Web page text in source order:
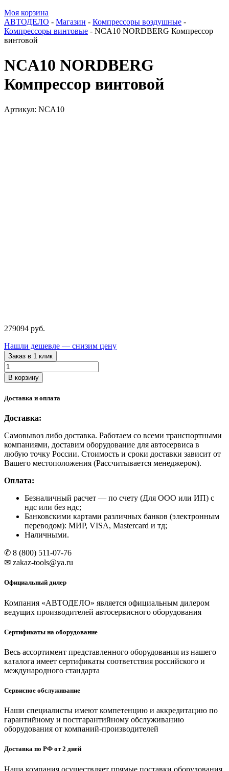
Моя корзина
АВТОДЕЛО - Магазин - Компрессоры воздушные -
Компрессоры винтовые - NCA10 NORDBERG Компрессор
винтовой
NCA10 NORDBERG
Компрессор винтовой
Артикул: NCA10
279094 руб.
Нашли дешевле — снизим цену
Заказ в 1 клик
Количество
товара
NCA10
Компрессор
В корзину
Доставка и оплата
Доставка:
Самовывоз либо доставка. Работаем со всеми транспортными
компаниями, доставим оборудование для автосервиса в
любую точку России. Стоимость и сроки доставки зависит от
Вашего местоположения (Рассчитывается менеджером).
Оплата:
Безналичный расчет — по счету (Для ООО или ИП) с
ндс или без ндс;
Банковскими картами различных банков (электронным
переводом): МИР, VISA, Mastercard и тд;
Наличными.
✆ 8 (800) 511-07-76
✉ zakaz-tools@ya.ru
Официальный дилер
Компания «АВТОДЕЛО» является официальным дилером
ведущих производителей автосервисного оборудования
Сертификаты на оборудование
Весь ассортимент представленного оборудования из нашего
каталога имеет сертификаты соответствия российского и
международного стандарта
Сервисное обслуживание
Наши специалисты имеют компетенцию и аккредитацию по
гарантийному и постгарантийному обслуживанию
оборудования от компаний-производителей
Доставка по РФ от 2 дней
Наша компания осуществляет прямые поставки оборудования